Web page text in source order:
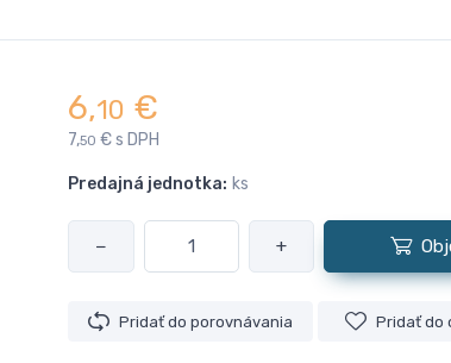
6,10 €
7,50 € s DPH
Predajná jednotka: ks
− +
Pridať do porovnávania Pridať do